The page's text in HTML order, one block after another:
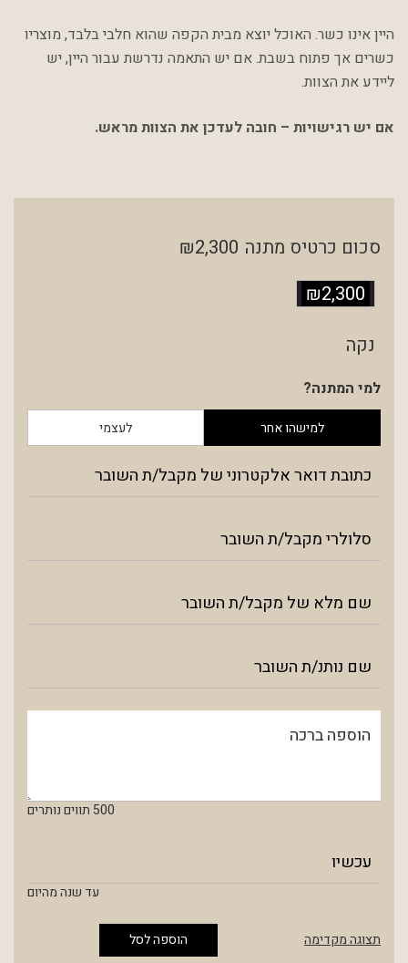
הייןאינו כשר. האוכל יוצא מבית הקפה שהוא חלביבלבד, מוצריו
כשרים אך פתוח בשבת.אם יש התאמה נדרשת עבור היין, יש
ליידע את הצוות.
אם יש רגישויות – חובה לעדכן את הצוות מראש.
סכום כרטיס מתנה ₪2,300
₪2,300
נקה
למי המתנה?
למישהו אחר לעצמי
500 תווים נותרים
עד שנה מהיום
תצוגה מקדימה הוספה לסל